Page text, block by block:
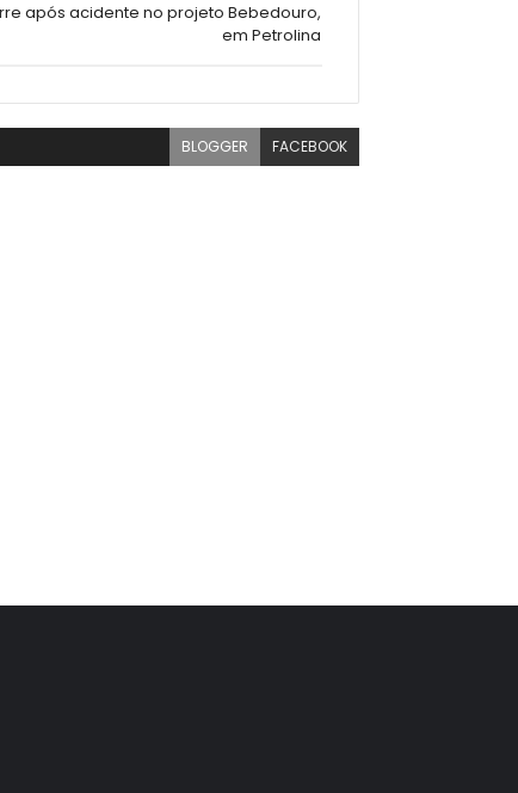
após acidente no projeto Bebedouro,
em Petrolina
BLOGGER FACEBOOK